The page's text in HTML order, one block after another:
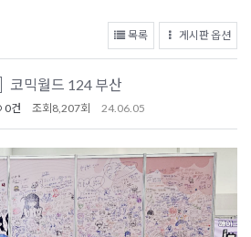
목록 게시판 옵션
코믹월드 124 부산
0건 조회 8,207회 24.06.05